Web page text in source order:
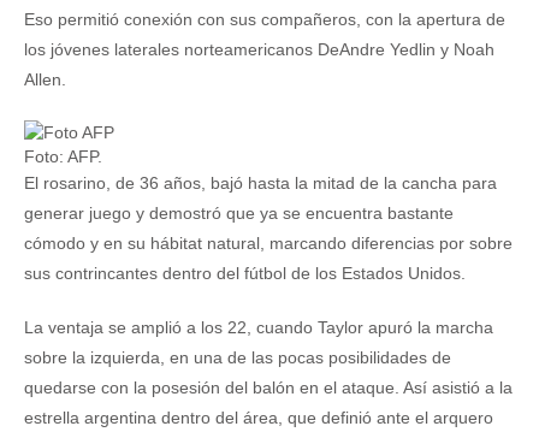
Eso permitió conexión con sus compañeros, con la apertura de
los jóvenes laterales norteamericanos DeAndre Yedlin y Noah
Allen.
Foto: AFP.
El rosarino, de 36 años, bajó hasta la mitad de la cancha para
generar juego y demostró que ya se encuentra bastante
cómodo y en su hábitat natural, marcando diferencias por sobre
sus contrincantes dentro del fútbol de los Estados Unidos.
La ventaja se amplió a los 22, cuando Taylor apuró la marcha
sobre la izquierda, en una de las pocas posibilidades de
quedarse con la posesión del balón en el ataque. Así asistió a la
estrella argentina dentro del área, que definió ante el arquero